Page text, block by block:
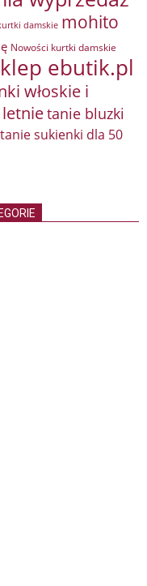
damskie mohito
Nowości kurtki damskie
ebutik.pl
włoskie i
letnietanie bluzki
tanie sukienki dla 50